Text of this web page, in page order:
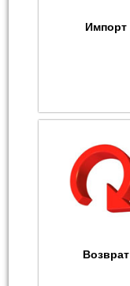
Импорт
Возврат